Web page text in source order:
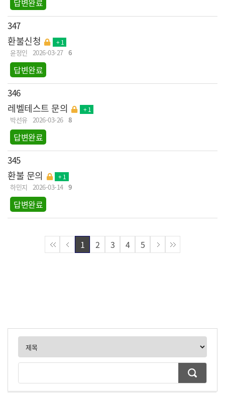
답변완료
347
환불신청 + 1
윤정인 2026-03-27 6
답변완료
346
레벨테스트 문의 + 1
박선유 2026-03-26 8
답변완료
345
환불 문의 + 1
하민지 2026-03-14 9
답변완료
1 2 3 4 5